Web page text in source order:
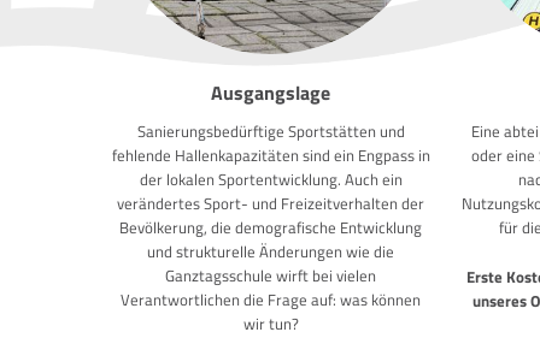
Ausgangslage
Sanierungsbedürftige Sportstätten und
fehlende Hallenkapazitäten sind ein Engpass in
der lokalen Sportentwicklung. Auch ein
verändertes Sport- und Freizeitverhalten der
Bevölkerung, die demografische Entwicklung
und strukturelle Änderungen wie die
Ganztagsschule wirft bei vielen
Verantwortlichen die Frage auf: was können
wir tun?
Eine
oder
für
Erste
unseres